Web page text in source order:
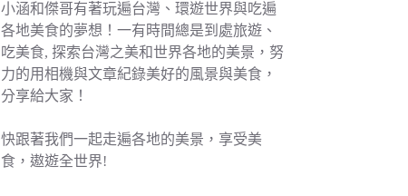
小涵和傑哥有著玩遍台灣、環遊世界與吃遍
各地美食的夢想！一有時間總是到處旅遊、
吃美食, 探索台灣之美和世界各地的美景，努
力的用相機與文章紀錄美好的風景與美食，
分享給大家！
快跟著我們一起走遍各地的美景，享受美
食，遨遊全世界!